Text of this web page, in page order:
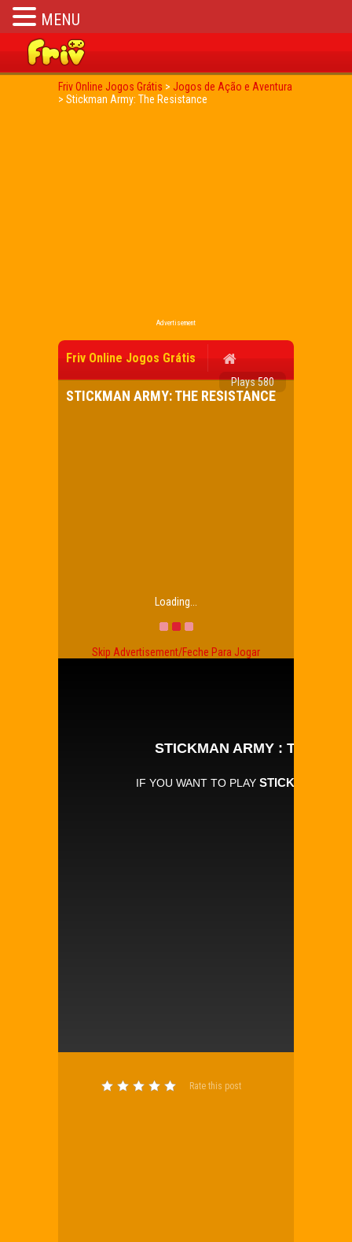
Friv Online Jogos Grátis > Jogos de Ação e Aventura
> Stickman Army: The Resistance
Advertisement
Friv Online Jogos Grátis
Plays 580
STICKMAN ARMY: THE RESISTANCE
Loading...
Skip Advertisement/Feche Para Jogar
Rate this post
MENU